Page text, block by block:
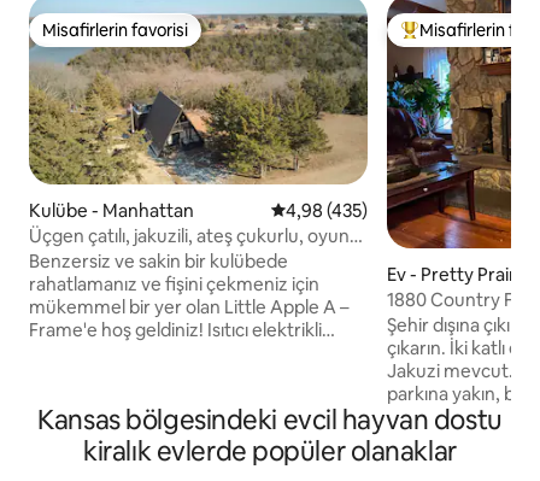
Misafirlerin favorisi
Misafirlerin favorisi
Kulübe - Manhattan 5 üzerinden ortalama 4,98
4,98 (435)
Üçgen çatılı, jakuzili, ateş çukurlu, oyun
odalı, evcil hayvan dostu
Benzersiz ve sakin bir kulübede
rahatlamanız ve fişini çekmeniz için
mükemmel bir yer olan Little Apple A –
Frame'e hoş geldiniz! Isıtıcı elektrikli
bir kaçamak ister kaliteli bir aile zamanı
arıyor olun, burada deneyimleyeceksiniz!
Tuttle Creek Gölü manzaralı doğada yer
Misafirlerin
Misafirlerin
Ev - Pretty Prairie
1880 Country
Av-Hayvanlar-
Şehir dışına çıkın
çıkarın. İki katlı
Jakuzi mevcut.
parkına yakın,
yürüyüş, avcılık. Kapalı şömine. Izgara ve
ateş çukuru.
Bilardo masası. Bolca park yeri. Ön ve
Kansas bölgesindeki evcil hayvan dostu
kiralık evlerde popüler olanaklar